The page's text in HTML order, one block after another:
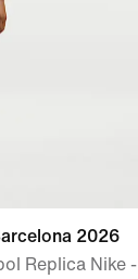
2026
Replica Nike -